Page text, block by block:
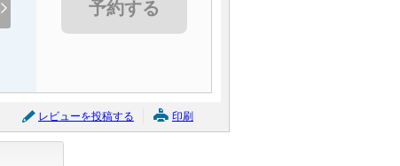
予約する
レビューを投稿する 印刷